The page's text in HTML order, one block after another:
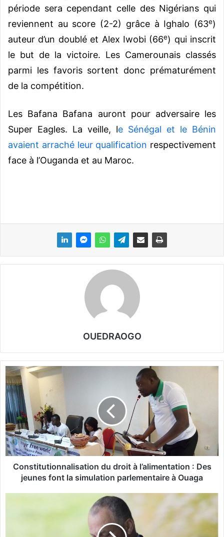
période sera cependant celle des Nigérians qui
reviennent au score (2-2) grâce à Ighalo (63e)
auteur d’un doublé et Alex Iwobi (66e) qui inscrit
le but de la victoire. Les Camerounais classés
parmi les favoris sortent donc prématurément
de la compétition.
Les Bafana Bafana auront pour adversaire les
Super Eagles. La veille, le Sénégal et le Bénin
avaient arraché leur qualification respectivement
face à l’Ouganda et au Maroc.
OUEDRAOGO
C
o
n
s
t
i
t
u
t
Constitutionnalisation du droit à l’alimentation : Des
jeunes font la simulation parlementaire à Ouaga